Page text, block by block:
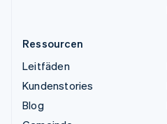
Ressourcen
Leitfäden
Kundenstories
Blog